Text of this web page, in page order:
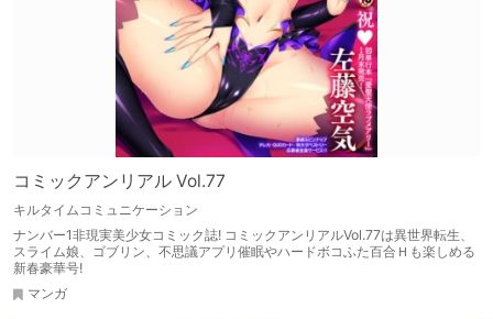
コミックアンリアル Vol.77
キルタイムコミュニケーション
ナンバー1非現実美少女コミック誌! コミックアンリアルVol.77は異世界転生、
スライム娘、ゴブリン、不思議アプリ催眠やハードボコふた百合Ｈも楽しめる
新春豪華号!
マンガ